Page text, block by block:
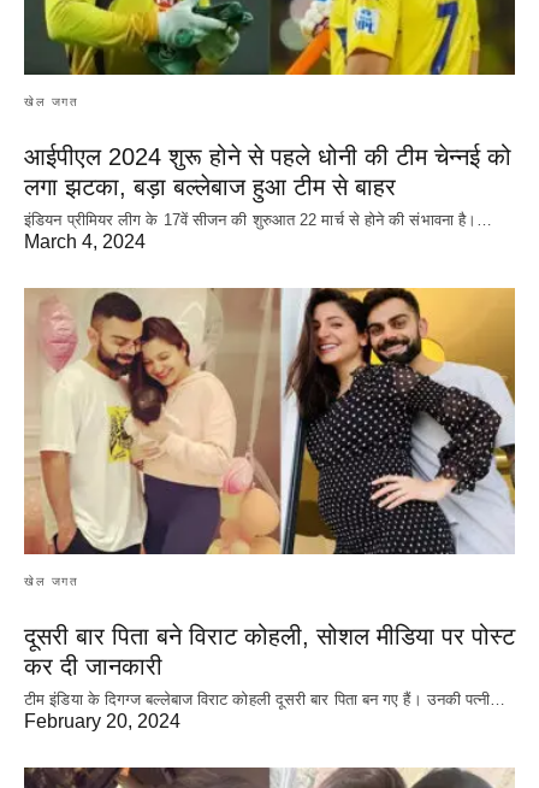
खेल जगत
आईपीएल 2024 शुरू होने से पहले धोनी की टीम चेन्नई को
लगा झटका, बड़ा बल्लेबाज हुआ टीम से बाहर
इंडियन प्रीमियर लीग के 17वें सीजन की शुरुआत 22 मार्च से होने की संभावना है।…
March 4, 2024
खेल जगत
दूसरी बार‌ पिता बने विराट कोहली, सोशल मीडिया पर पोस्ट
कर दी‌ जानकारी
टीम इंडिया के दिगग्ज बल्लेबाज विराट कोहली दूसरी बार पिता बन गए हैं। उनकी पत्नी…
February 20, 2024